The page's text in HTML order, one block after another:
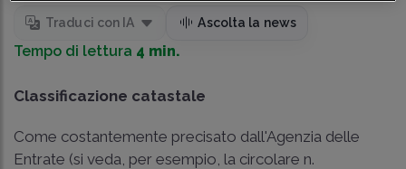
Traduci con IA Ascolta la news
Tempo di lettura 4 min.
Classificazione catastale
Come costantemente precisato dall'Agenzia delle
Entrate (si veda, per esempio, la circolare n.